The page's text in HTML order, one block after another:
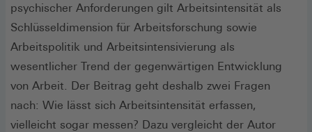
psychischer Anforderungen gilt Arbeitsintensität als
Schlüsseldimension für Arbeitsforschung sowie
Arbeitspolitik und Arbeitsintensivierung als
wesentlicher Trend der gegenwärtigen Entwicklung
von Arbeit. Der Beitrag geht deshalb zwei Fragen
nach: Wie lässt sich Arbeitsintensität erfassen,
vielleicht sogar messen? Dazu vergleicht der Autor